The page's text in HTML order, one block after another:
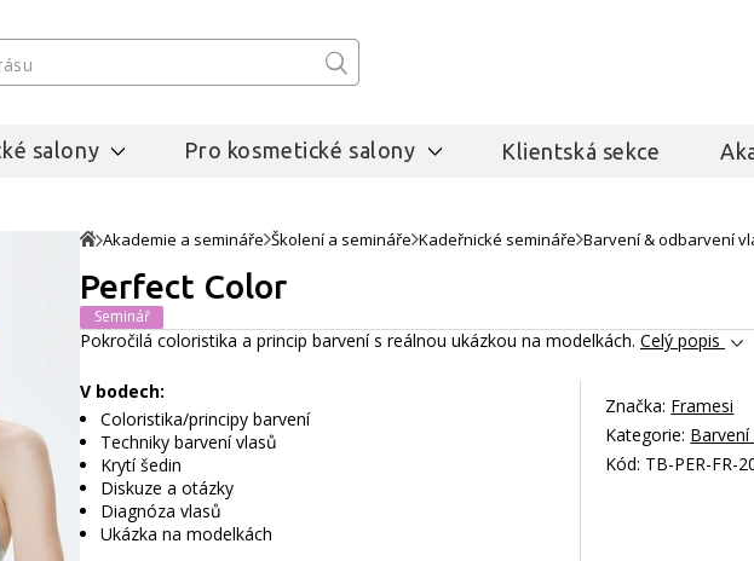
salony Pro kosmetické salony Klientská sekce
Akademie a semináře Školení a semináře Kadeřnické semináře Barvení & odbarvení
Perfect Color
Seminář
Pokročilá coloristika a princip barvení s reálnou ukázkou na modelkách. Celý popis
V bodech:
Coloristika/principy barvení
Techniky barvení vlasů
Krytí šedin
Diskuze a otázky
Diagnóza vlasů
Ukázka na modelkách
Značka: Framesi
Kategorie:
Kód: TB-PER-FR-